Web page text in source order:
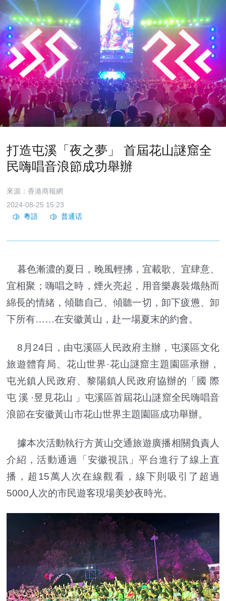
打造屯溪「夜之夢」 首屆花山謎窟全
民嗨唱音浪節成功舉辦
來源：香港商報網
2024-08-25 15:23
暮色漸濃的夏日，晚風輕拂，宜載歌、宜肆意、
宜相聚；嗨唱之時，煙火亮起，用音樂裹裝熾熱而
綿長的情緒，傾聽自己、傾聽一切，卸下疲憊、卸
下所有……在安徽黃山，赴一場夏末的約會。
8月24日，由屯溪區人民政府主辦，屯溪區文化
旅遊體育局、花山世界·花山謎窟主題園區承辦，
屯光鎮人民政府、黎陽鎮人民政府協辦的「國 際
屯 溪 ·昱見花山 」屯溪區首屆花山謎窟全民嗨唱音
浪節在安徽黃山市花山世界主題園區成功舉辦。
據本次活動執行方黃山交通旅遊廣播相關負責人
介紹，活動通過「安徽視訊」平台進行了線上直
播，超15萬人次在線觀看，線下則吸引了超過
5000人次的市民遊客現場美妙夜時光。